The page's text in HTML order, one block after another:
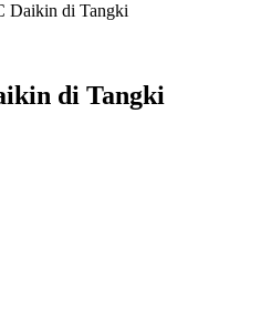
Daikin di Tangki
di Tangki